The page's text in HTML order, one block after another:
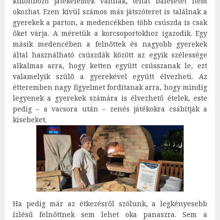
okozhat. Ezen kívül számos más játszóteret is találnak a
gyerekek a parton, a medencékben több csúszda is csak
őket várja. A méretük a korcsoportokhoz igazodik. Egy
másik medencében a felnőttek és nagyobb gyerekek
által használható csúszdák között az egyik szélessége
alkalmas arra, hogy ketten együtt csússzanak le, ezt
valamelyik szülő a gyerekével együtt élvezheti. Az
étteremben nagy figyelmet fordítanak arra, hogy mindig
legyenek a gyerekek számára is élvezhető ételek, este
pedig – a vacsora után – zenés játékokra csábítják a
kisebeket.
Ha pedig már az étkezésről szólunk, a legkényesebb
ízlésű felnőttnek sem lehet oka panaszra. Sem a